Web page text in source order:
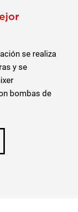
se realiza
y se
bombas de